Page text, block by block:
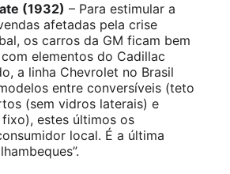
(1932) – Para estimular a
afetadas pela crise
os carros da GM ficam bem
elementos do Cadillac
a linha Chevrolet no Brasil
entre conversíveis (teto
(sem vidros laterais) e
estes últimos os
local. É a última